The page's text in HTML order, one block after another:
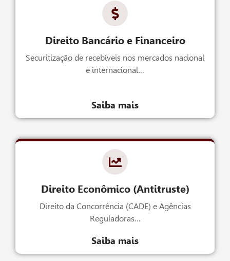
Direito Bancário e Financeiro
Securitização de recebíveis nos mercados nacional
e internacional…
Saiba mais
Direito Econômico (Antitruste)
Direito da Concorrência (CADE) e Agências
Reguladoras…
Saiba mais